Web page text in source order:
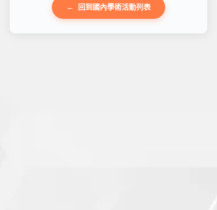
回到國內學術活動列表